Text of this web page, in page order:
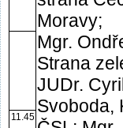
Moravy;
Mgr.
Strana
JUDr.
Svoboda,
11.45